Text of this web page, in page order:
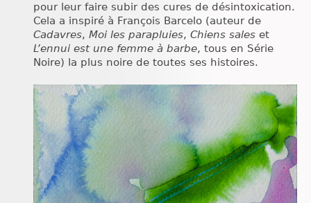
pour leur faire subir des cures de désintoxication.
Cela a inspiré à François Barcelo (auteur de
Cadavres, Moi les parapluies, Chiens sales et
L’ennui est une femme à barbe, tous en Série
Noire) la plus noire de toutes ses histoires.